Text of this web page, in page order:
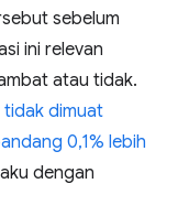
sebelum
ini relevan
atau tidak.
tidak dimuat
0,1% lebih
dengan